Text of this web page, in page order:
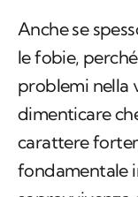
Anche se
le fobie,
problemi nella
dimenticare
carattere
fondamentale